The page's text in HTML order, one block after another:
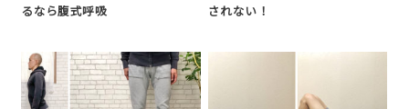
るなら腹式呼吸
されない！